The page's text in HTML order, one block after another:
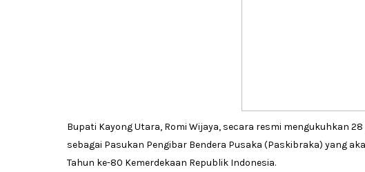
Bupati Kayong Utara, Romi Wijaya, secara resmi mengukuhkan
sebagai Pasukan Pengibar Bendera Pusaka (Paskibraka) yang
Tahun ke-80 Kemerdekaan Republik Indonesia.